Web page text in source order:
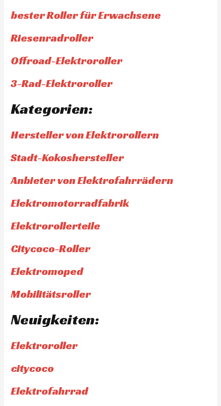
bester Roller für Erwachsene
Riesenradroller
Offroad-Elektroroller
3-Rad-Elektroroller
Kategorien:
Hersteller von Elektrorollern
Stadt-Kokoshersteller
Anbieter von Elektrofahrrädern
Elektromotorradfabrik
Elektrorollerteile
Citycoco-Roller
Elektromoped
Mobilitätsroller
Neuigkeiten:
Elektroroller
citycoco
Elektrofahrrad